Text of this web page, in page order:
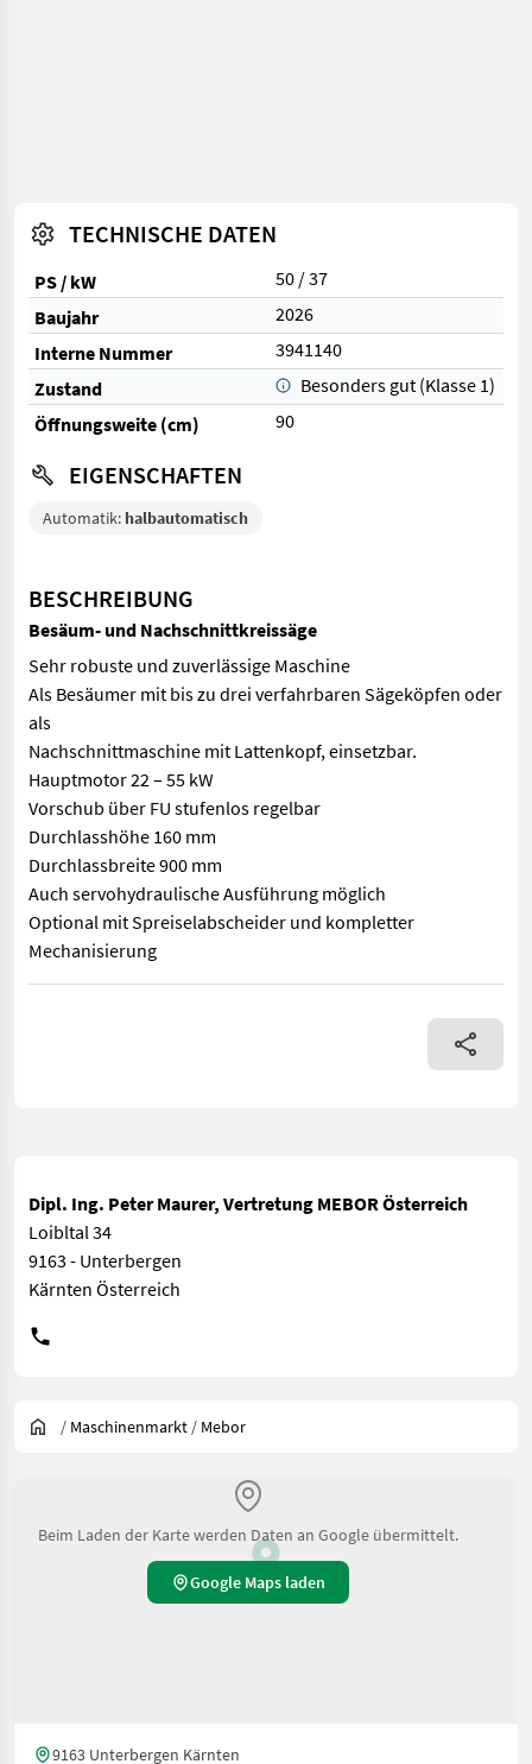
TECHNISCHE DATEN
PS / kW
50 / 37
Baujahr
2026
Interne Nummer
3941140
Zustand
Besonders gut (Klasse 1)
Öffnungsweite (cm)
90
EIGENSCHAFTEN
Automatik: halbautomatisch
BESCHREIBUNG
Besäum- und Nachschnittkreissäge
Sehr robuste und zuverlässige Maschine
Als Besäumer mit bis zu drei verfahrbaren Sägeköpfen oder
als
Nachschnittmaschine mit Lattenkopf, einsetzbar.
Hauptmotor 22 – 55 kW
Vorschub über FU stufenlos regelbar
Durchlasshöhe 160 mm
Durchlassbreite 900 mm
Auch servohydraulische Ausführung möglich
Optional mit Spreiselabscheider und kompletter
Mechanisierung
Sehr robuste und zuverlässige Maschine Als Besäumer mit
Dipl. Ing. Peter Maurer, Vertretung MEBOR Österreich
Loibltal 34
9163 - Unterbergen
Kärnten Österreich
/ Maschinenmarkt / Mebor
Beim Laden der Karte werden Daten an Google übermittelt.
Google Maps laden
9163 Unterbergen Kärnten